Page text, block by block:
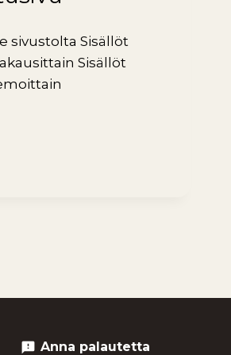
sivustolta Sisällöt
Sisällöt
feedback Anna palautetta